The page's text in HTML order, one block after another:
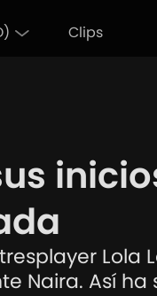
Clips
Lola
Naira. Así ha